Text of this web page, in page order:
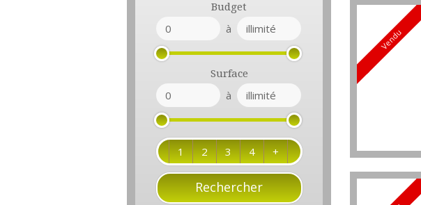
Budget
à
Surface
à
1 2 3 4 +
Vendu